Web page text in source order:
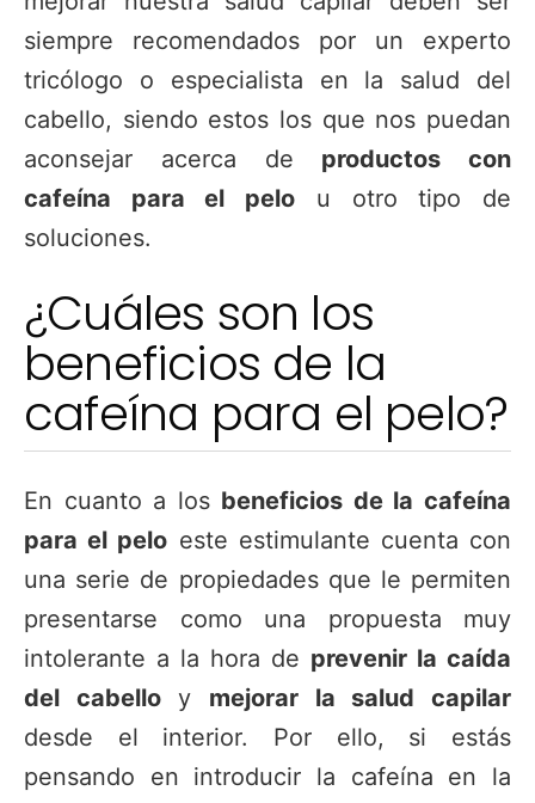
siempre recomendados por un experto
tricólogo o especialista en la salud del
cabello, siendo estos los que nos puedan
aconsejar acerca de productos con
cafeína para el pelo u otro tipo de
soluciones.
¿Cuáles son los
beneficios de la
cafeína para el pelo?
En cuanto a los beneficios de la cafeína
para el pelo este estimulante cuenta con
una serie de propiedades que le permiten
presentarse como una propuesta muy
intolerante a la hora de prevenir la caída
del cabelloy mejorar la salud capilar
desde el interior. Por ello, si estás
pensando en introducir la cafeína en la